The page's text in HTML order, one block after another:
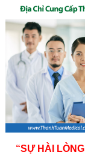
“SỰ HÀI